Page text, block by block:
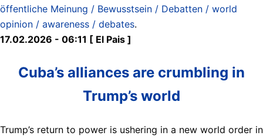
öffentliche Meinung / Bewusstsein / Debatten / world
opinion / awareness / debates.
17.02.2026 - 06:11 [ El Pais ]
Cuba’s alliances are crumbling in
Trump’s world
Trump’s return to power is ushering in a new world order in